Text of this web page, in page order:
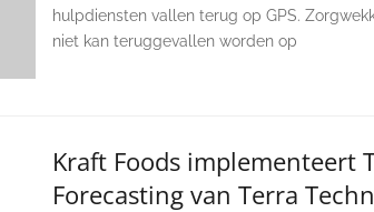
hulpdiensten vallen terug op GPS.
niet kan teruggevallen worden op
Kraft Foods implementeert
Forecasting van Terra